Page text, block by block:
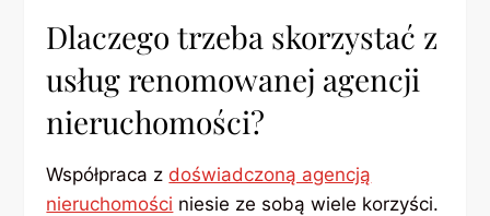
Dlaczego trzeba skorzystać z
usług renomowanej agencji
nieruchomości?
Współpraca z doświadczoną agencją
nieruchomości niesie ze sobą wiele korzyści.